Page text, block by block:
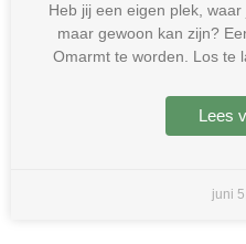
Heb jij een eigen plek,
maar gewoon kan zijn?
Omarmt te worden. Los te
Lees
juni